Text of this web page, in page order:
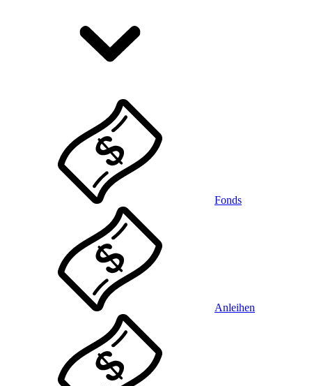
Fonds
Anleihen